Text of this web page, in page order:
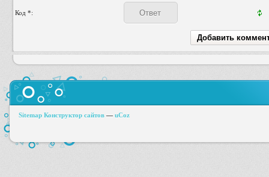
Код *:
Sitemap Конструктор сайтов — uCoz